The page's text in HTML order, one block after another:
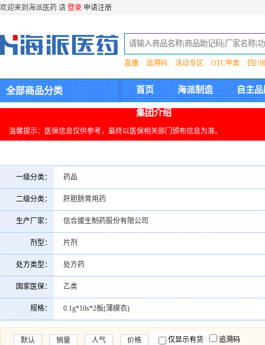
欢迎来到海派医药 请 登录 申请注册
直播 追溯码 活动专区 OTC甲类 四川
全部商品分类 首页 海派制造 自主
集团介绍
温馨提示：医保信息仅供参考，最终以医保相关部门颁布信息为准。
一级分类： 药品
二级分类： 肝胆肠胃用药
生产厂家： 信合援生制药股份有限公司
剂型： 片剂
处方类型： 处方药
国家医保： 乙类
规格： 0.1g*10s*2板(薄膜衣)
默认 销量 人气 价格 仅显示有货 追溯码